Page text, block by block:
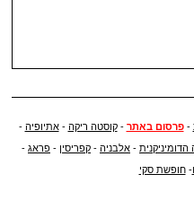
-פרסום באתר -קוסטה ריקה -אתיופיה -
- אלבניה - קפריסין - פראג -
-חופשת סקי